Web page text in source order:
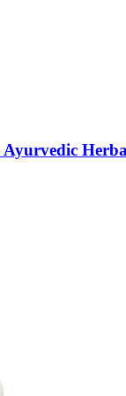
Ayurvedic